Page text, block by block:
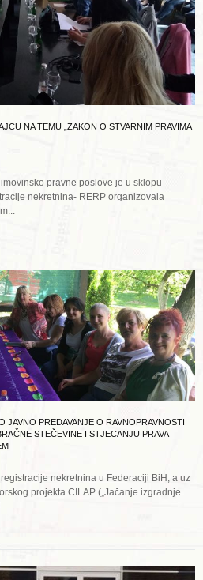
NA TEMU „ZAKON O STVARNIM PRAVIMA
pravne poslove je u sklopu
nekretnina- RERP organizovala
Opširnije ...
JAVNO PREDAVANJE O RAVNOPRAVNOSTI
STEČEVINE I STJECANJU PRAVA
nekretnina u Federaciji BiH, a uz
projekta CILAP („Jačanje izgradnje